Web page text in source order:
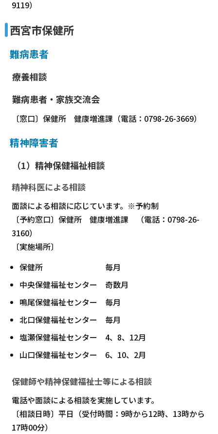
9119）
西宮市保健所
難病患者
療養相談
難病患者・家族交流会
〔窓口〕保健所 健康増進課（電話：0798-26-3669）
精神障害者
（1）精神保健福祉相談
精神科医による相談
面談による相談に応じています。※予約制
〔予約窓口〕保健所 健康増進課 （電話：0798-26-
3160）
〔実施場所〕
保健所 毎月
中央保健福祉センター 奇数月
鳴尾保健福祉センター 毎月
北口保健福祉センター 毎月
塩瀬保健福祉センター 4、8、12月
山口保健福祉センター 6、10、2月
保健師や精神保健福祉士等による相談
電話や面談による相談を実施しています。
〔相談日時〕平日（受付時間：9時から12時、13時から
17時00分）